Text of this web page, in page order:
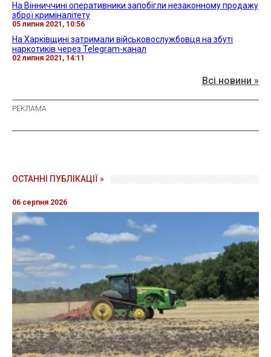
На Вінниччині оперативники запобігли незаконному продажу
зброї криміналітету
05 липня 2021, 10:56
На Харківщині затримали військовослужбовця на збуті
наркотиків через Telegram-канал
02 липня 2021, 14:11
Всі новини »
ОСТАННІ ПУБЛІКАЦІЇ »
06 серпня 2026